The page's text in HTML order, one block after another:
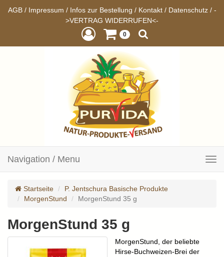
AGB / Impressum / Infos zur Bestellung / Kontakt / Datenschutz / -
>VERTRAG WIDERRUFEN<-
0
Navigation / Menu
Startseite
P. Jentschura Basische Produkte
MorgenStund
MorgenStund 35 g
MorgenStund 35 g
MorgenStund, der beliebte
Hirse-Buchweizen-Brei der